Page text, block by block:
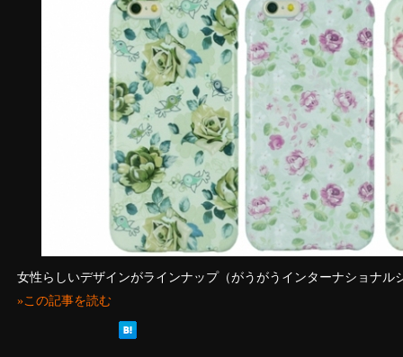
女性らしいデザインがラインナップ（がうがうインターナショナル
»この記事を読む